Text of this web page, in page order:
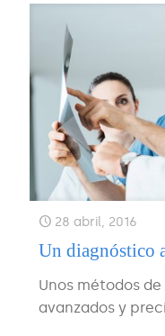
28 abril, 2016
Un diagnóstico
Unos métodos
avanzados y